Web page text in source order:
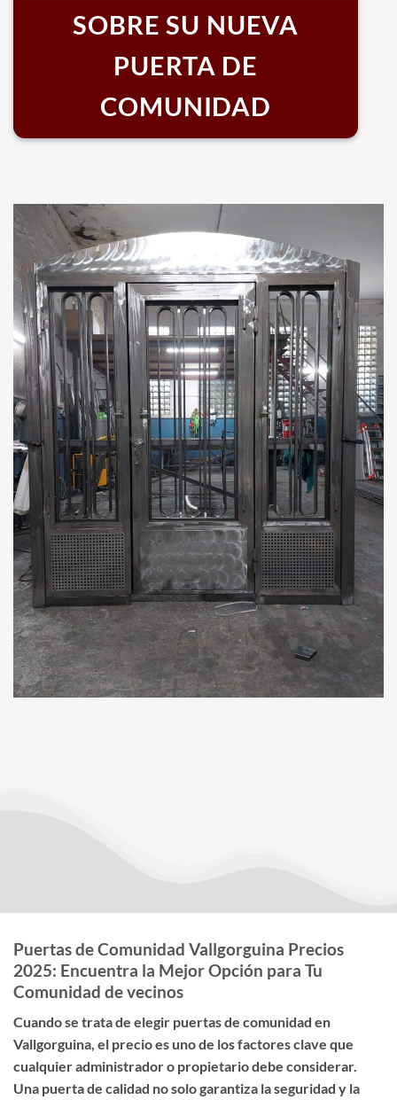
SOBRE SU NUEVA
PUERTA DE
COMUNIDAD
Puertas de Comunidad Vallgorguina Precios
2025: Encuentra la Mejor Opción para Tu
Comunidad de vecinos
Cuando se trata de elegir puertas de comunidad en
Vallgorguina, el precioes uno de los factores clave que
cualquier administrador o propietario debe considerar.
Una puerta de calidad no solo garantiza la seguridad y la